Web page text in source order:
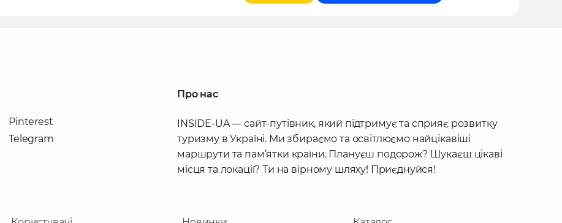
Pinterest
Telegram
Про нас
INSIDE-UA — сайт-путівник, який підтримує та сприяє розвитку
туризму в Україні. Ми збираємо та освітлюємо найцікавіші
маршрути та пам’ятки країни. Плануєш подорож? Шукаєш цікаві
місця та локації? Ти на вірному шляху! Приєднуйся!